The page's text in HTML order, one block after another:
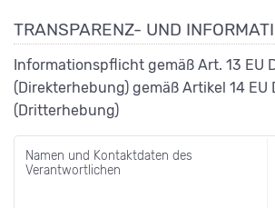
TRANSPARENZ- UND
Informationspflicht gemäß Art. 13 EU
(Direkterhebung) gemäß Artikel 14 EU
(Dritterhebung)
Namen und Kontaktdaten des
Verantwortlichen